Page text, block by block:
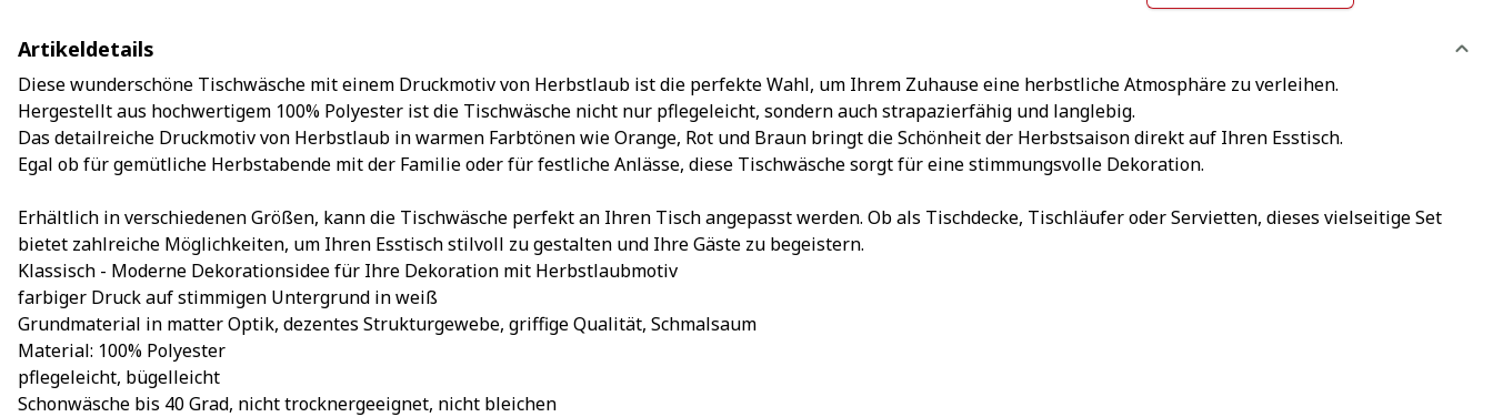
Artikeldetails
Diese wunderschöne Tischwäsche mit einem Druckmotiv von Herbstlaub ist die perfekte Wahl, um Ihrem Zuhause eine herbstliche Atmosphäre zu verleihen.
Hergestellt aus hochwertigem 100% Polyester ist die Tischwäsche nicht nur pflegeleicht, sondern auch strapazierfähig und langlebig.
Das detailreiche Druckmotiv von Herbstlaub in warmen Farbtönen wie Orange, Rot und Braun bringt die Schönheit der Herbstsaison direkt auf Ihren Esstisch.
Egal ob für gemütliche Herbstabende mit der Familie oder für festliche Anlässe, diese Tischwäsche sorgt für eine stimmungsvolle Dekoration.
Erhältlich in verschiedenen Größen, kann die Tischwäsche perfekt an Ihren Tisch angepasst werden. Ob als Tischdecke, Tischläufer oder Servietten, dieses vielseitige Set
bietet zahlreiche Möglichkeiten, um Ihren Esstisch stilvoll zu gestalten und Ihre Gäste zu begeistern.
Klassisch - Moderne Dekorationsidee für Ihre Dekoration mit Herbstlaubmotiv
farbiger Druck auf stimmigen Untergrund in weiß
Grundmaterial in matter Optik, dezentes Strukturgewebe, griffige Qualität, Schmalsaum
Material: 100% Polyester
pflegeleicht, bügelleicht
Schonwäsche bis 40 Grad, nicht trocknergeeignet, nicht bleichen